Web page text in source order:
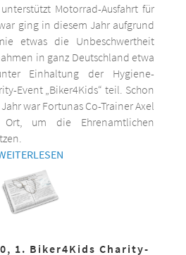
Motorrad-Ausfahrt für
ging in diesem Jahr aufgrund
etwas die Unbeschwertheit
in ganz Deutschland etwa
Einhaltung der Hygiene-
Event „Biker4Kids“ teil. Schon
war Fortunas Co-Trainer Axel
Ort, um die Ehrenamtlichen
1. Biker4Kids Charity-